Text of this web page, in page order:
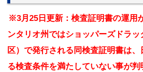
※3月25日更新：検査証明書の運用
ンタリオ州ではショッパーズドラ
区）で発行される同検査証明書は
る検査条件を満たしていない事が判